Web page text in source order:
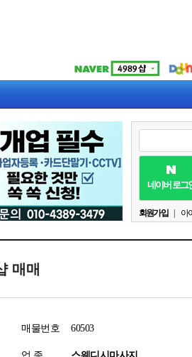
네이버 로그
회원가입 아
매매
매물번호 60503